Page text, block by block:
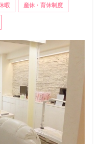
暇 産休・育休制度